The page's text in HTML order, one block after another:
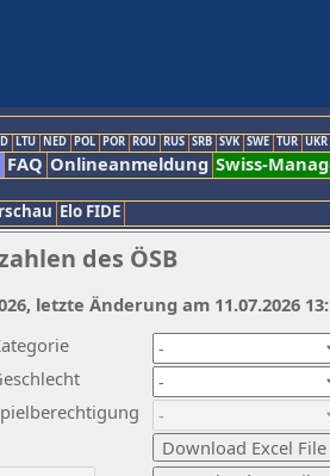
LTU NED POL POR ROU RUS SRB SVK SWE TUR UKR
FAQ Onlineanmeldung Swiss-
Elo FIDE
des ÖSB
letzte Änderung am 11.07.2026